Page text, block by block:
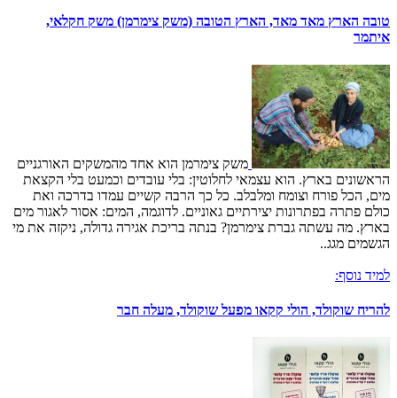
טובה הארץ מאד מאד, הארץ הטובה (משק צימרמן) משק חקלאי,
איתמר
משק צימרמן הוא אחד מהמשקים האורגניים
הראשונים בארץ. הוא עצמאי לחלוטין: בלי עובדים וכמעט בלי הקצאת
מים, הכל פורח וצומח ומלבלב. כל כך הרבה קשיים עמדו בדרכה ואת
כולם פתרה בפתרונות יצירתיים גאוניים. לדוגמה, המים: אסור לאגור מים
בארץ. מה עשתה גברת צימרמן? בנתה בריכת אגירה גדולה, ניקזה את מי
הגשמים מגג..
למיד נוסף:
להריח שוקולד, הולי קקאו מפעל שוקולד, מעלה חבר